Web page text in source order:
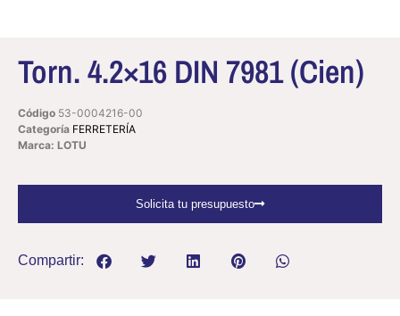
Torn. 4.2×16 DIN 7981 (Cien)
Código 53-0004216-00
Categoría FERRETERÍA
Marca: LOTU
Solicita tu presupuesto
Compartir: